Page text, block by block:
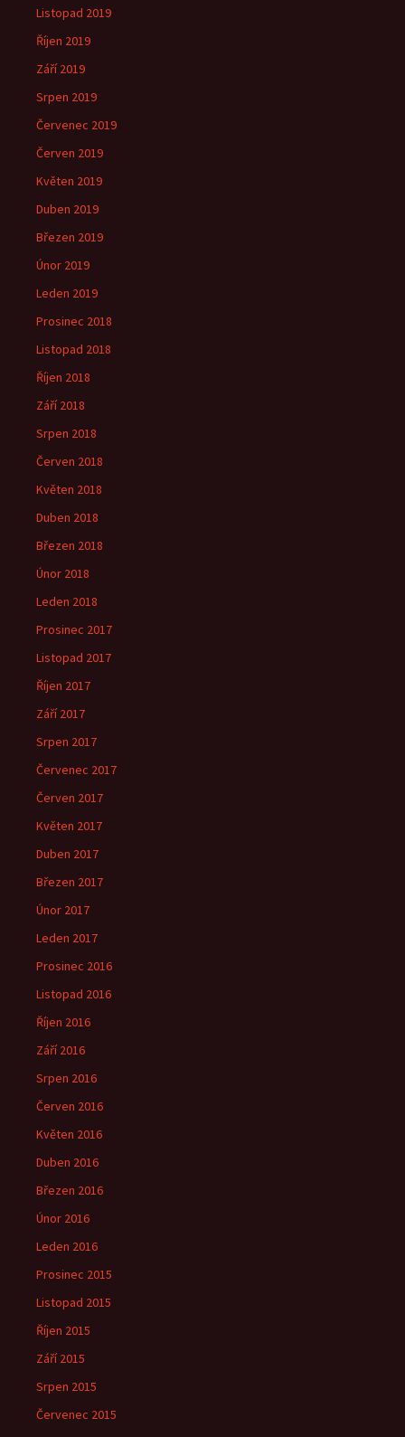
Listopad 2019
Říjen 2019
Září 2019
Srpen 2019
Červenec 2019
Červen 2019
Květen 2019
Duben 2019
Březen 2019
Únor 2019
Leden 2019
Prosinec 2018
Listopad 2018
Říjen 2018
Září 2018
Srpen 2018
Červen 2018
Květen 2018
Duben 2018
Březen 2018
Únor 2018
Leden 2018
Prosinec 2017
Listopad 2017
Říjen 2017
Září 2017
Srpen 2017
Červenec 2017
Červen 2017
Květen 2017
Duben 2017
Březen 2017
Únor 2017
Leden 2017
Prosinec 2016
Listopad 2016
Říjen 2016
Září 2016
Srpen 2016
Červen 2016
Květen 2016
Duben 2016
Březen 2016
Únor 2016
Leden 2016
Prosinec 2015
Listopad 2015
Říjen 2015
Září 2015
Srpen 2015
Červenec 2015